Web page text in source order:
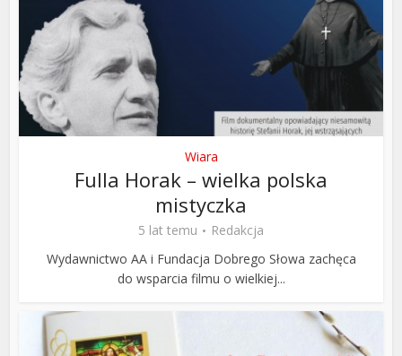
Wiara
Fulla Horak – wielka polska
mistyczka
5 lat temu
Redakcja
Wydawnictwo AA i Fundacja Dobrego Słowa zachęca
do wsparcia filmu o wielkiej...